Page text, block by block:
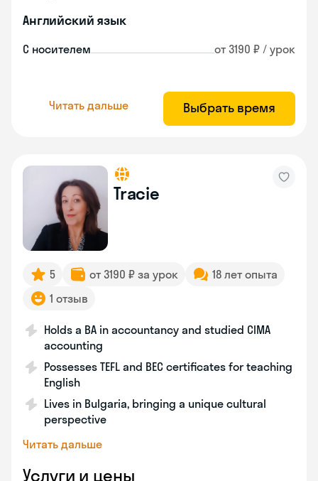
Английский язык
С носителем от 3190 ₽ / урок
Читать дальше Выбрать время
Tracie
5 от 3190 ₽ за урок
18 лет опыта
1 отзыв
Holds a BA in accountancy and studied CIMA
accounting
Possesses TEFL and BEC certificates for teaching
English
Lives in Bulgaria, bringing a unique cultural
perspective
Читать дальше
Услуги и цены